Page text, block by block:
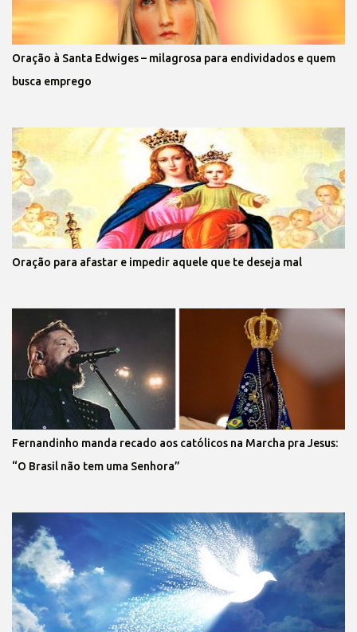
Oração à Santa Edwiges – milagrosa para endividados e quem
busca emprego
Oração para afastar e impedir aquele que te deseja mal
Fernandinho manda recado aos católicos na Marcha pra Jesus:
“O Brasil não tem uma Senhora”